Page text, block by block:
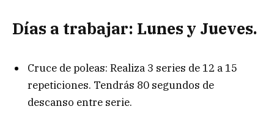
Días a trabajar: Lunes y Jueves.
Cruce de poleas: Realiza 3 series de 12 a 15
repeticiones. Tendrás 80 segundos de
descanso entre serie.